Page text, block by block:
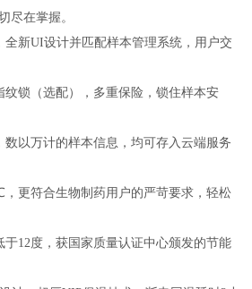
尽在掌握。
全新UI设计并匹配样本管理系统，用户交
纹锁（选配），多重保险，锁住样本安
以万计的样本信息，均可存入云端服务
更符合生物制药用户的严苛要求，轻松
12度，获国家质量认证中心颁发的节能